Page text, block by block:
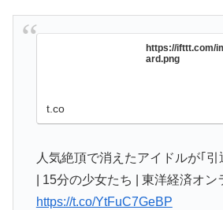
https://ifttt.com/
ard.png
t.co
人気絶頂で消えたアイドルが｢
| 15分の少女たち | 東洋経済オン
https://t.co/YtFuC7GeBP